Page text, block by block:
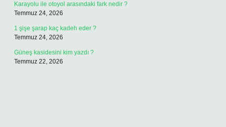
Karayolu ile otoyol arasındaki fark nedir ?
Temmuz 24, 2026
1 şişe şarap kaç kadeh eder ?
Temmuz 24, 2026
Güneş kasidesini kim yazdı ?
Temmuz 22, 2026